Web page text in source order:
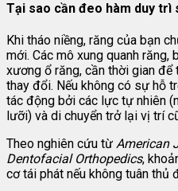
Tại sao cần đeo hàm duy trì
Khi tháo niềng, răng của bạn
mới. Các mô xung quanh răng,
xương ổ răng, cần thời gian
thay đổi. Nếu không có sự hỗ
tác động bởi các lực tự nhiên
lưỡi) và di chuyển trở lại vị trí
Theo nghiên cứu từ American
Dentofacial Orthopedics,
cơ tái phát nếu không tuân thủ